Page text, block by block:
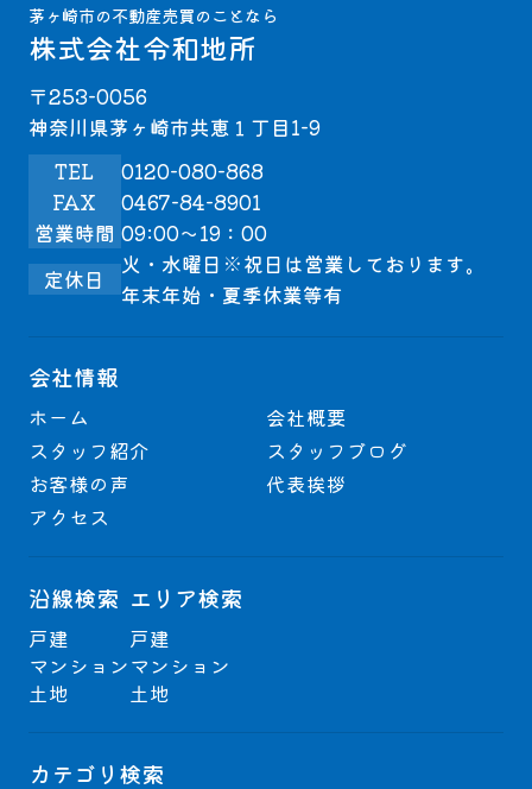
茅ヶ崎市の不動産売買のことなら
株式会社令和地所
〒253-0056
神奈川県茅ヶ崎市共恵１丁目1-9
TEL
0120-080-868
FAX
0467-84-8901
営業時間 09:00～19：00
定休日
火・水曜日※祝日は営業しております。
年末年始・夏季休業等有
会社情報
ホーム
会社概要
スタッフ紹介
スタッフブログ
お客様の声
代表挨拶
アクセス
沿線検索
戸建
マンション
土地
エリア検索
戸建
マンション
土地
カテゴリ検索